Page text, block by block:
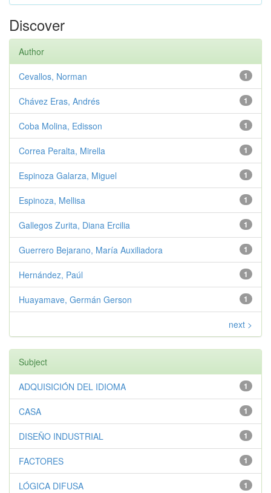
Discover
Author
1
Cevallos, Norman
1
Chávez Eras, Andrés
1
Coba Molina, Edisson
1
Correa Peralta, Mirella
1
Espinoza Galarza, Miguel
1
Espinoza, Mellisa
1
Gallegos Zurita, Diana Ercilia
1
Guerrero Bejarano, María Auxiliadora
1
Hernández, Paúl
1
Huayamave, Germán Gerson
next >
Subject
1
ADQUISICIÓN DEL IDIOMA
1
CASA
1
DISEÑO INDUSTRIAL
1
FACTORES
1
LÓGICA DIFUSA